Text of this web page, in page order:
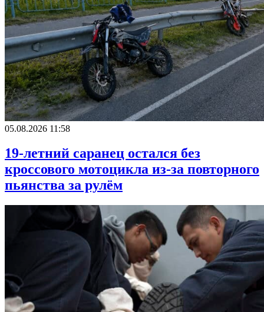
05.08.2026 11:58
19-летний саранец остался без
кроссового мотоцикла из-за повторного
пьянства за рулём